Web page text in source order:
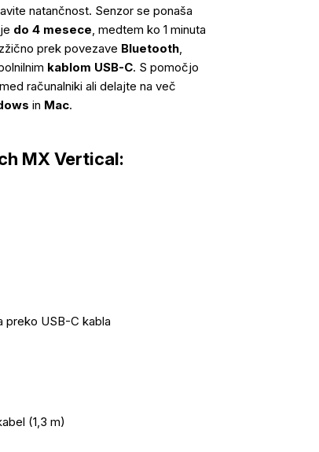
natančnost. Senzor se ponaša
do 4 mesece, medtem ko 1 minuta
prek povezave Bluetooth,
kablom USB-C. S pomočjo
računalniki ali delajte na več
in Mac.
MX Vertical:
preko USB-C kabla
(1,3 m)